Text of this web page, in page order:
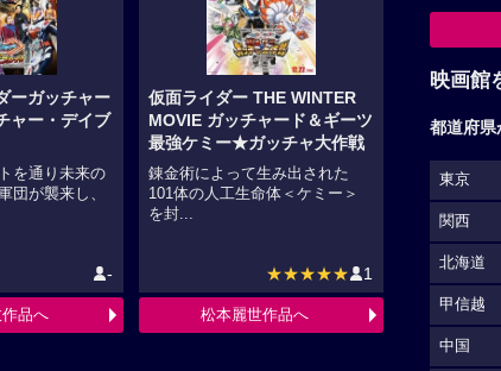
ーガッチャー
ャー・デイブ
を通り未来の
団が襲来し、
-
品へ
仮面ライダー THE WINTER
MOVIE ガッチャード＆ギーツ
最強ケミー★ガッチャ大作戦
錬金術によって生み出された
101体の人工生命体＜ケミー＞
を封...
★★★★★ 1
松本麗世作品へ
映画館
都道府県
東京
関西
北海道
甲信越
中国